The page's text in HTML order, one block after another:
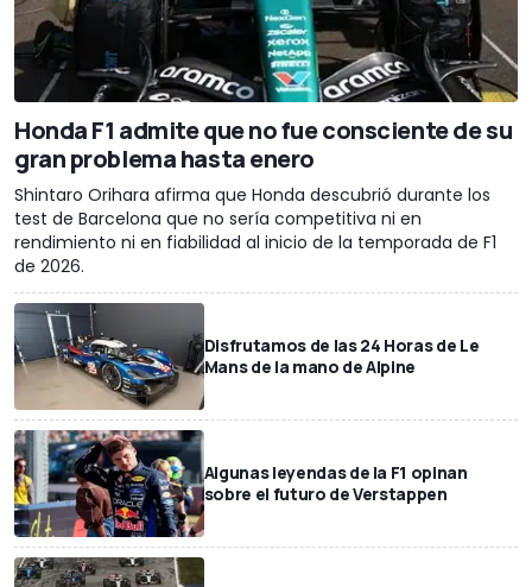
Honda F1 admite que no fue consciente de su
gran problema hasta enero
Shintaro Orihara afirma que Honda descubrió durante los
test de Barcelona que no sería competitiva ni en
rendimiento ni en fiabilidad al inicio de la temporada de F1
de 2026.
Disfrutamos de las 24 Horas de Le
Mans de la mano de Alpine
Algunas leyendas de la F1 opinan
sobre el futuro de Verstappen